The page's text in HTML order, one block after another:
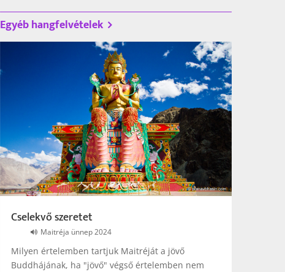
Egyéb hangfelvételek
Cselekvő szeretet
Maitréja ünnep 2024
Milyen értelemben tartjuk Maitréját a jövő
Buddhájának, ha "jövő" végső értelemben nem